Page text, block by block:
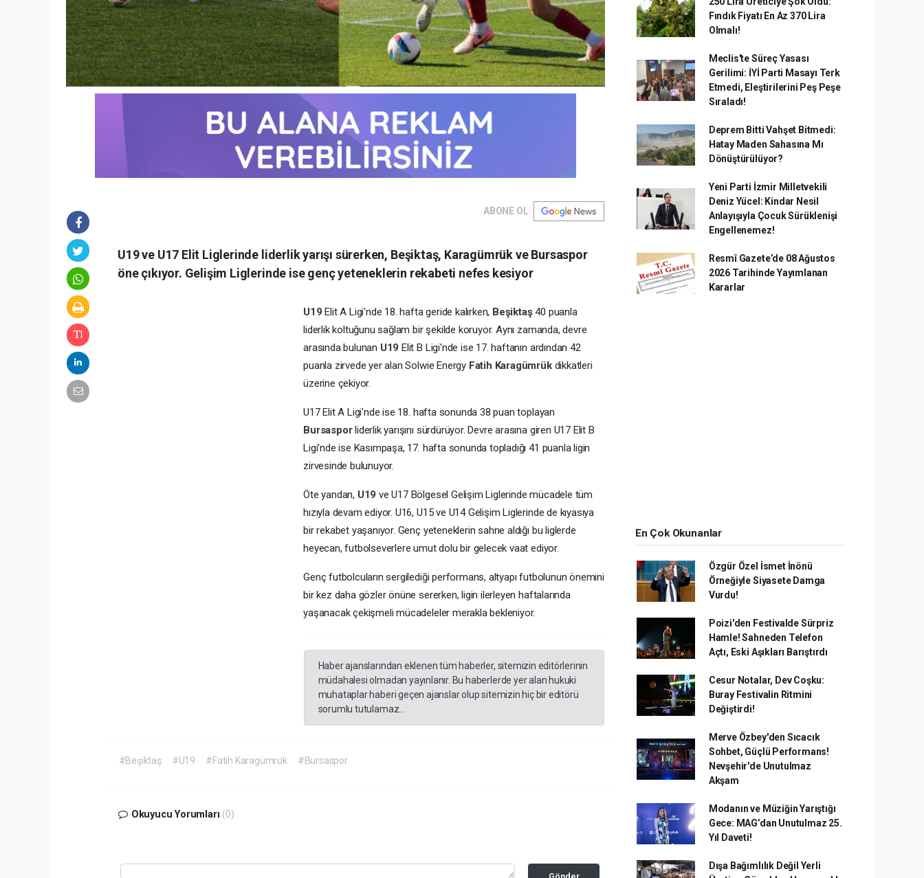
ABONE OL
U19 ve U17 Elit Liglerinde liderlik yarışı sürerken, Beşiktaş, Karagümrük ve Bursaspor
öne çıkıyor. Gelişim Liglerinde ise genç yeteneklerin rekabeti nefes kesiyor
U19Elit A Ligi'nde 18. hafta geride kalırken, Beşiktaş40 puanla
liderlik koltuğunu sağlam bir şekilde koruyor. Aynı zamanda, devre
arasında bulunan U19Elit B Ligi'nde ise 17. haftanın ardından 42
puanla zirvede yer alan Solwie Energy Fatih Karagümrük dikkatleri
üzerine çekiyor.
U17 Elit A Ligi'nde ise 18. hafta sonunda 38 puan toplayan
Bursasporliderlik yarışını sürdürüyor. Devre arasına giren U17 Elit B
Ligi'nde ise Kasımpaşa, 17. hafta sonunda topladığı 41 puanla ligin
zirvesinde bulunuyor.
Öte yandan, U19ve U17 Bölgesel Gelişim Liglerinde mücadele tüm
hızıyla devam ediyor. U16, U15 ve U14 Gelişim Liglerinde de kıyasıya
bir rekabet yaşanıyor. Genç yeteneklerin sahne aldığı bu liglerde
heyecan, futbolseverlere umut dolu bir gelecek vaat ediyor.
Genç futbolcuların sergilediği performans, altyapı futbolunun önemini
bir kez daha gözler önüne sererken, ligin ilerleyen haftalarında
yaşanacak çekişmeli mücadeleler merakla bekleniyor.
Haber ajanslarından eklenen tüm haberler, sitemizin editörlerinin
müdahalesi olmadan yayınlanır. Bu haberlerde yer alan hukuki
muhataplar haberi geçen ajanslar olup sitemizin hiç bir editörü
sorumlu tutulamaz...
#Beşiktaş #U19 #Fatih Karagümrük #Bursaspor
Okuyucu Yorumları (0)
Fındık Fiyatı En Az 370 Lira
Olmalı!
Meclis'te Süreç Yasası
Gerilimi: İYİ Parti Masayı Terk
Etmedi, Eleştirilerini Peş Peşe
Sıraladı!
Deprem Bitti Vahşet Bitmedi:
Hatay Maden Sahasına Mı
Dönüştürülüyor?
Yeni Parti İzmir Milletvekili
Deniz Yücel: Kindar Nesil
Anlayışıyla Çocuk Sürüklenişi
Engellenemez!
Resmî Gazete’de 08 Ağustos
2026 Tarihinde Yayımlanan
Kararlar
En Çok Okunanlar
Özgür Özel İsmet İnönü
Örneğiyle Siyasete Damga
Vurdu!
Poizi'den Festivalde Sürpriz
Hamle! Sahneden Telefon
Açtı, Eski Aşıkları Barıştırdı
Cesur Notalar, Dev Coşku:
Buray Festivalin Ritmini
Değiştirdi!
Merve Özbey'den Sıcacık
Sohbet, Güçlü Performans!
Nevşehir'de Unutulmaz
Akşam
Modanın ve Müziğin Yarıştığı
Gece: MAG’dan Unutulmaz 25.
Yıl Daveti!
Dışa Bağımlılık Değil Yerli